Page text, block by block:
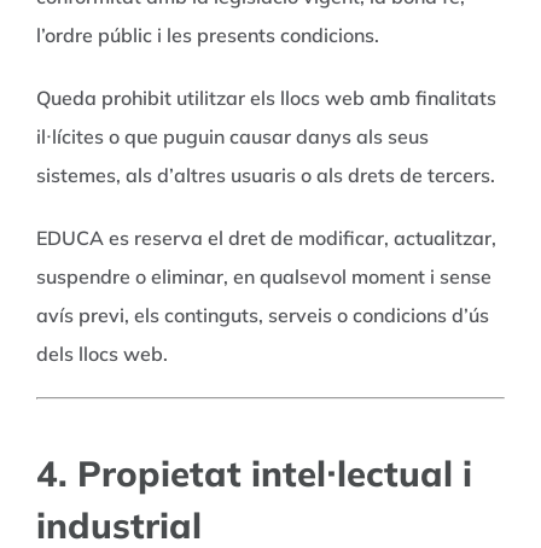
l’ordre públic i les presents condicions.
Queda prohibit utilitzar els llocs web amb finalitats
il·lícites o que puguin causar danys als seus
sistemes, als d’altres usuaris o als drets de tercers.
EDUCA es reserva el dret de modificar, actualitzar,
suspendre o eliminar, en qualsevol moment i sense
avís previ, els continguts, serveis o condicions d’ús
dels llocs web.
4. Propietat intel·lectual i
industrial